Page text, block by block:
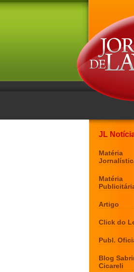
JL
Matéria
Matéria
Artigo
Click do
Publ.
Blog
Cicareli